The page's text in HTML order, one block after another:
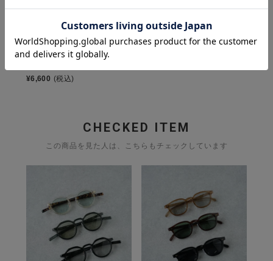
Ciqi
¥6,600 (税込)
CHECKED ITEM
この商品を見た人は、こちらもチェックしています